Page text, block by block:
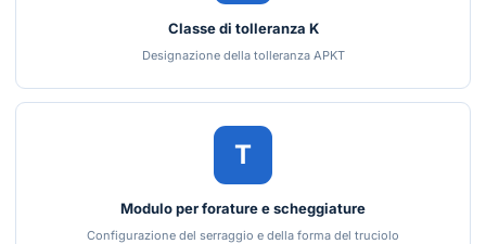
Classe di tolleranza K
Designazione della tolleranza APKT
T
Modulo per forature e scheggiature
Configurazione del serraggio e della forma del truciolo